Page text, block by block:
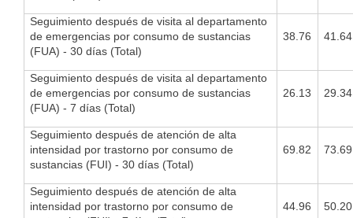
Seguimiento después de visita al departamento
de emergencias por consumo de sustancias
(FUA) - 30 días (Total)
38.76 41.64
Seguimiento después de visita al departamento
de emergencias por consumo de sustancias
(FUA) - 7 días (Total)
26.13 29.34
Seguimiento después de atención de alta
intensidad por trastorno por consumo de
sustancias (FUI) - 30 días (Total)
69.82 73.69
Seguimiento después de atención de alta
intensidad por trastorno por consumo de
44.96 50.20